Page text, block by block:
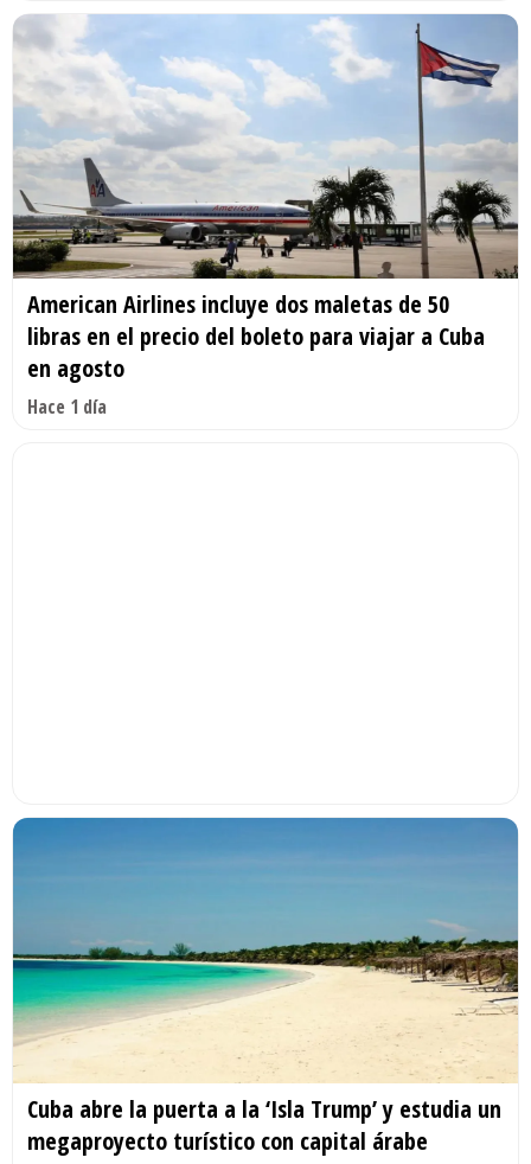
American Airlines incluye dos maletas de 50
libras en el precio del boleto para viajar a Cuba
en agosto
Hace 1 día
Cuba abre la puerta a la ‘Isla Trump’ y estudia un
megaproyecto turístico con capital árabe